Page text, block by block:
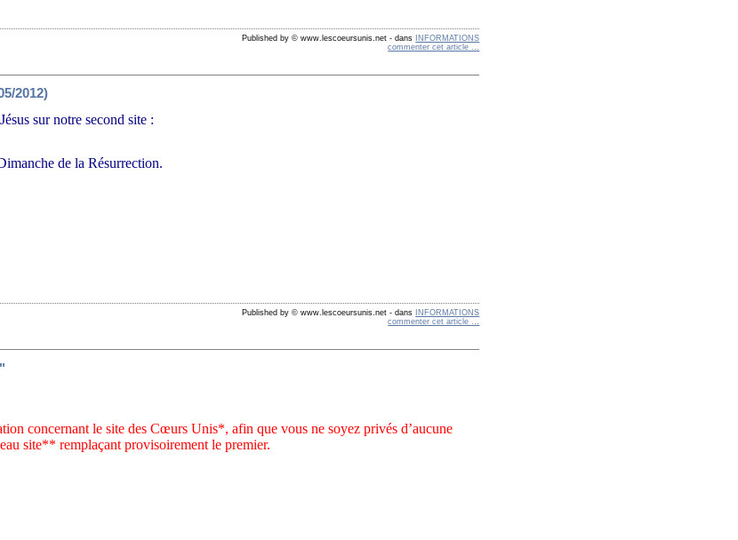
Published by © www.lescoeursunis.net - dans
INFORMATIONS
commenter cet article
2012)
sur notre second site :
de la Résurrection.
Published by © www.lescoeursunis.net - dans
INFORMATIONS
commenter cet article …
concernant le site des Cœurs Unis*, afin que vous ne soyez privés d’aucune
site** remplaçant provisoirement le premier.